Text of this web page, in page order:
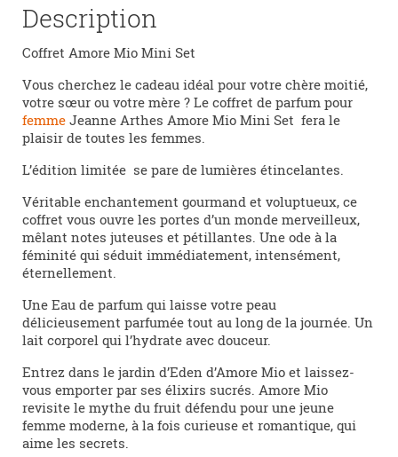
Description
Coffret Amore Mio Mini Set
Vous cherchez le cadeau idéal pour votre chère moitié,
votre sœur ou votre mère ? Le coffret de parfum pour
femme Jeanne Arthes Amore Mio Mini Set fera le
plaisir de toutes les femmes.
L’édition limitée se pare de lumières étincelantes.
Véritable enchantement gourmand et voluptueux, ce
coffret vous ouvre les portes d’un monde merveilleux,
mêlant notes juteuses et pétillantes. Une ode à la
féminité qui séduit immédiatement, intensément,
éternellement.
Une Eau de parfum qui laisse votre peau
délicieusement parfumée tout au long de la journée. Un
lait corporel qui l’hydrate avec douceur.
Entrez dans le jardin d’Eden d’Amore Mio et laissez-
vous emporter par ses élixirs sucrés. Amore Mio
revisite le mythe du fruit défendu pour une jeune
femme moderne, à la fois curieuse et romantique, qui
aime les secrets.